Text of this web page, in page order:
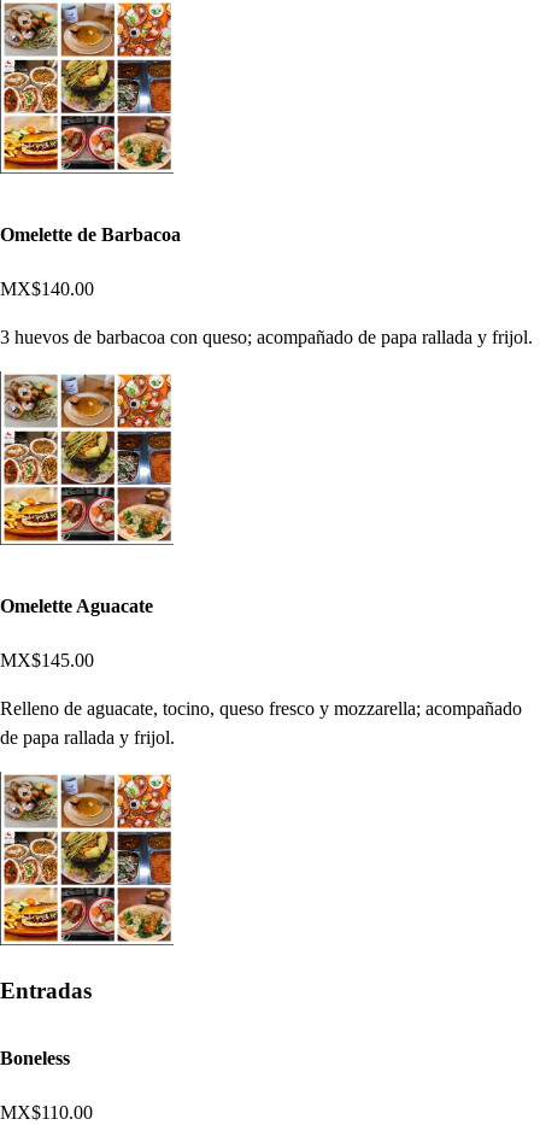
Omelette de Barbacoa
MX$140.00
3 huevos de barbacoa con queso; acompañado de papa rallada y frijol.
Omelette Aguacate
MX$145.00
Relleno de aguacate, tocino, queso fresco y mozzarella; acompañado
de papa rallada y frijol.
Entradas
Boneless
MX$110.00